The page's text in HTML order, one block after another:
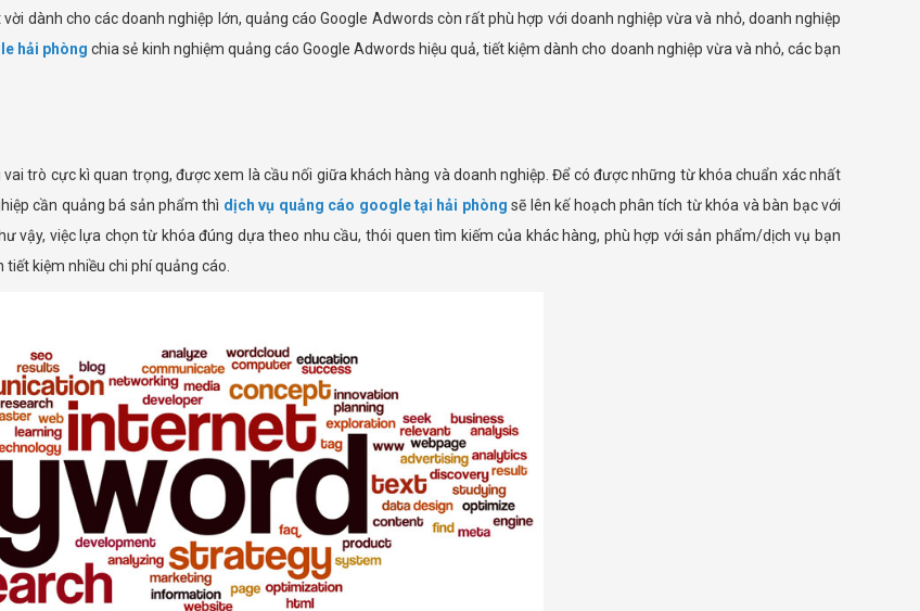
dành cho các doanh nghiệp lớn, quảng cáo Google Adwords còn rất phù hợp với doanh nghiệp vừa và nhỏ, doanh nghiệp
hải phòng chia sẻ kinh nghiệm quảng cáo Google Adwords hiệu quả, tiết kiệm dành cho doanh nghiệp vừa và nhỏ, các bạn
trò cực kì quan trọng, được xem là cầu nối giữa khách hàng và doanh nghiệp. Để có được những từ khóa chuẩn xác nhất
cần quảng bá sản phẩm thì dịch vụ quảng cáo google tại hải phòng sẽ lên kế hoạch phân tích từ khóa và bàn bạc với
vậy, việc lựa chọn từ khóa đúng dựa theo nhu cầu, thói quen tìm kiếm của khác hàng, phù hợp với sản phẩm/dịch vụ bạn
kiệm nhiều chi phí quảng cáo.